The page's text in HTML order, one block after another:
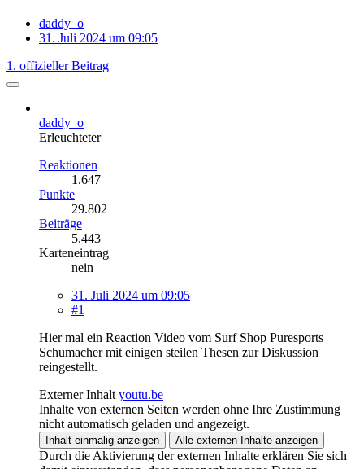
daddy_o
31. Juli 2024 um 09:05
1. offizieller Beitrag
daddy_o
Erleuchteter
Reaktionen
1.647
Punkte
29.802
Beiträge
5.443
Karteneintrag
nein
31. Juli 2024 um 09:05
#1
Hier mal ein Reaction Video vom Surf Shop Puresports
Schumacher mit einigen steilen Thesen zur Diskussion
reingestellt.
Externer Inhalt youtu.be
Inhalte von externen Seiten werden ohne Ihre Zustimmung
nicht automatisch geladen und angezeigt.
Inhalt einmalig anzeigen Alle externen Inhalte anzeigen
Durch die Aktivierung der externen Inhalte erklären Sie sich